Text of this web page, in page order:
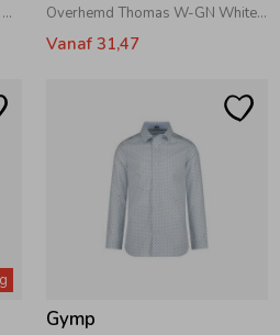
Overhemd Paddy W-B White - Blue Overhemd Thomas W-GN White - Green
Vanaf 31,47
Gymp